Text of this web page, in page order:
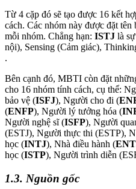
Từ 4 cặp đó sẽ tạo được 16 kết
cách. Các nhóm này được đặt
mỗi nhóm. Chẳng hạn: ISTJ là
nội), Sensing (Cảm giác),
.
Bên cạnh đó, MBTI còn đặt
cho 16 nhóm tính cách, cụ thể:
bảo vệ (ISFJ), Người cho đi (
(ENFP), Người lý tưởng hóa (
Người nghệ sĩ (ISFP), Người
(ESTJ), Người thực thi (ESTP),
học (INTJ), Nhà điều hành (
học (ISTP), Người trình diễn
1.3. Nguồn gốc